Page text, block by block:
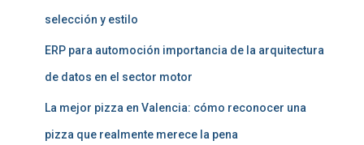
selección y estilo
ERP para automoción importancia de la arquitectura
de datos en el sector motor
La mejor pizza en Valencia: cómo reconocer una
pizza que realmente merece la pena